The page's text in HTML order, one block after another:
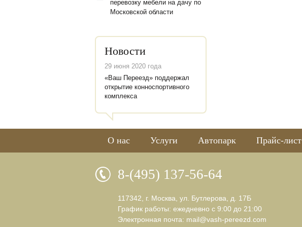
перевозку мебели на дачу по
Московской области
Новости
29 июня 2020 года
«Ваш Переезд» поддержал
открытие конноспортивного
комплекса
О нас Услуги Автопарк Прайс-лист
8-(495) 137-56-64
117342, г. Москва, ул. Бутлерова, д. 17Б
График работы: ежедневно с 9:00 до 21:00
Электронная почта: mail@vash-pereezd.com